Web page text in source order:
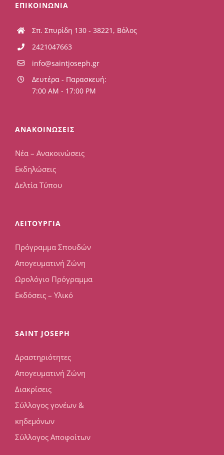
ΕΠΙΚΟΙΝΩΝΙΑ
Σπ. Σπυρίδη 130 - 38221, Βόλος
2421047663
info@saintjoseph.gr
Δευτέρα - Παρασκευή:
7:00 AM - 17:00 PM
ΑΝΑΚΟΙΝΩΣΕΙΣ
Νέα – Ανακοινώσεις
Εκδηλώσεις
Δελτία Τύπου
ΛΕΙΤΟΥΡΓΙΑ
Πρόγραμμα Σπουδών
Απογευματινή Ζώνη
Ωρολόγιο Πρόγραμμα
Εκδόσεις – Υλικό
SAINT JOSEPH
Δραστηριότητες
Απογευματινή Ζώνη
Διακρίσεις
Σύλλογος γονέων &
κηδεμόνων
Σύλλογος Αποφοίτων